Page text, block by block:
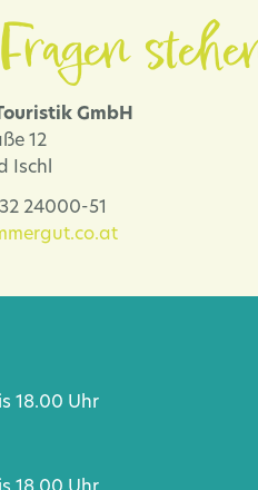
GmbH
12
Ischl
24000-51
18.00 Uhr